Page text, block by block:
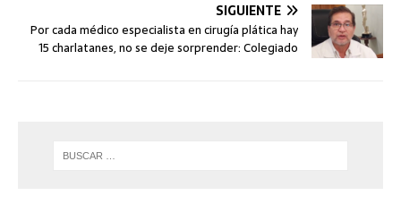
SIGUIENTE
Por cada médico especialista en cirugía plática hay
15 charlatanes, no se deje sorprender: Colegiado